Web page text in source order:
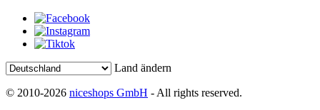
Land ändern
© 2010-2026 niceshops GmbH - All rights reserved.